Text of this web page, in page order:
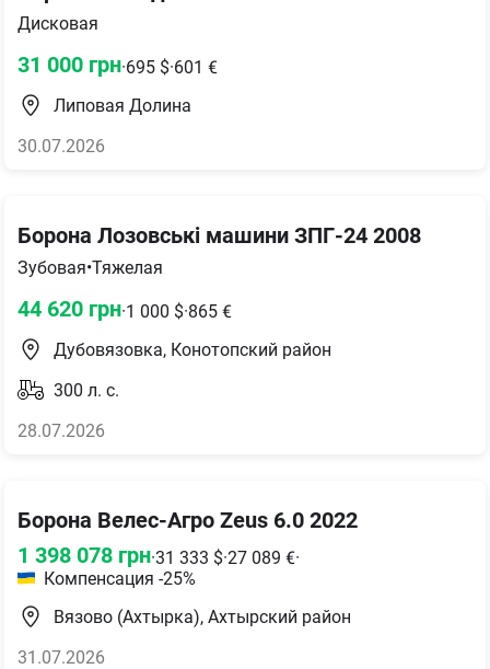
Дисковая
31 000 грн·695 $·601 €
Липовая Долина
30.07.2026
Борона Лозовські машини ЗПГ-24 2008
Зубовая•Тяжелая
44 620 грн·1 000 $·865 €
Дубовязовка, Конотопский район
300 л. с.
28.07.2026
Борона Велес-Агро Zeus 6.0 2022
1 398 078 грн·31 333 $·27 089 €·
Компенсация -25%
Вязово (Ахтырка), Ахтырский район
31.07.2026